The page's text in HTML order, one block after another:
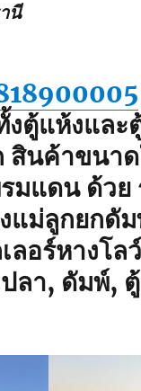
นี
ตู้แห้งและ
สินค้าขนา
มแดน ด้วย
แม่ลูกยกดั
ลอร์หางโล
ปลา, ดัมพ์,